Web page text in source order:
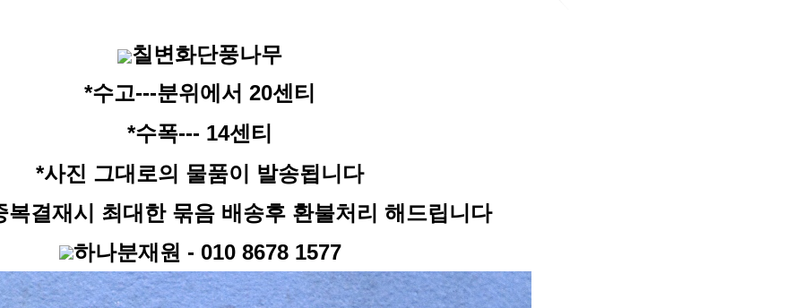
칠변화단풍나무
*수고---분위에서 20센티
*수폭--- 14센티
*사진 그대로의 물품이 발송됩니다
복결재시 최대한 묶음 배송후 환불처리 해드립니다
하나분재원 - 010 8678 1577